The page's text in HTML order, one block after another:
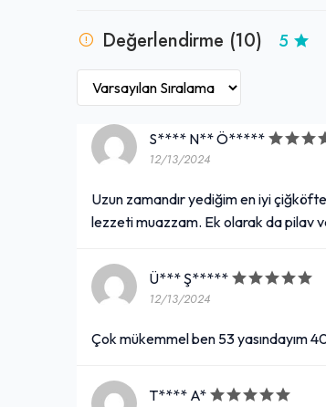
Değerlendirme (10) 5
S**** N** Ö*****
12/13/2024
Uzun zamandır yediğim en iyi
lezzeti muazzam. Ek olarak da pilav
Ü*** Ş*****
12/13/2024
Çok mükemmel ben 53 yasındayım
T**** A*